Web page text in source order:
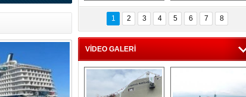
MSC'den 55 milyon
euroluk turizm geliri
müjdesi
5. Bosphorus Ship
Brokers Dinner,
İstanbul’da yapıldı
1 2 3 4 5 6 7 8
VİDEO GALERİ